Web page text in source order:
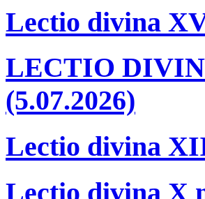
Lectio divina
LECTIO
(5.07.2026)
Lectio divina
Lectio divina X